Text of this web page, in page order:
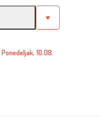
♥
Ponedeljak, 10.08.